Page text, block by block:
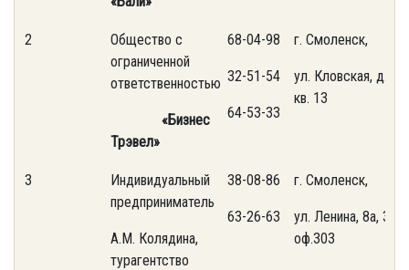
2
Общество с
ограниченной
ответственностью
«Бизнес
Трэвел»
68-04-98
32-51-54
64-53-33
г. Смоленск,
ул. Кловская, д.23,
кв. 13
3
Индивидуальный
предприниматель
А.М. Колядина,
турагентство
38-08-86
63-26-63
г. Смоленск,
ул. Ленина, 8а, 3
оф.303